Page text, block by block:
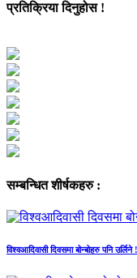
प्रतिक्रिया दिनुहोस !
सम्बन्धित शीर्षकहरु :
विश्वआदिवासी दिवसमा बोन्बोहरु पनि उर्लिने